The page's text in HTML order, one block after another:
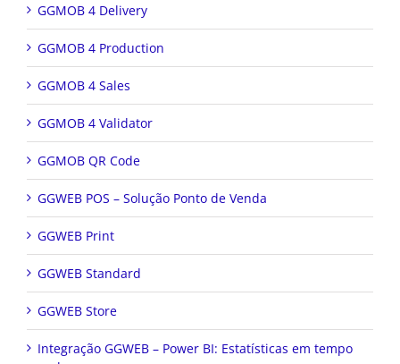
GGMOB 4 Delivery
GGMOB 4 Production
GGMOB 4 Sales
GGMOB 4 Validator
GGMOB QR Code
GGWEB POS – Solução Ponto de Venda
GGWEB Print
GGWEB Standard
GGWEB Store
Integração GGWEB – Power BI: Estatísticas em tempo